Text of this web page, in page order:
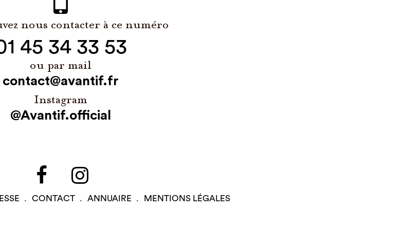
nous contacter à ce numéro
45 34 33 53
ou par mail
contact@avantif.fr
Instagram
@Avantif.official
CONTACT ANNUAIRE MENTIONS LÉGALES